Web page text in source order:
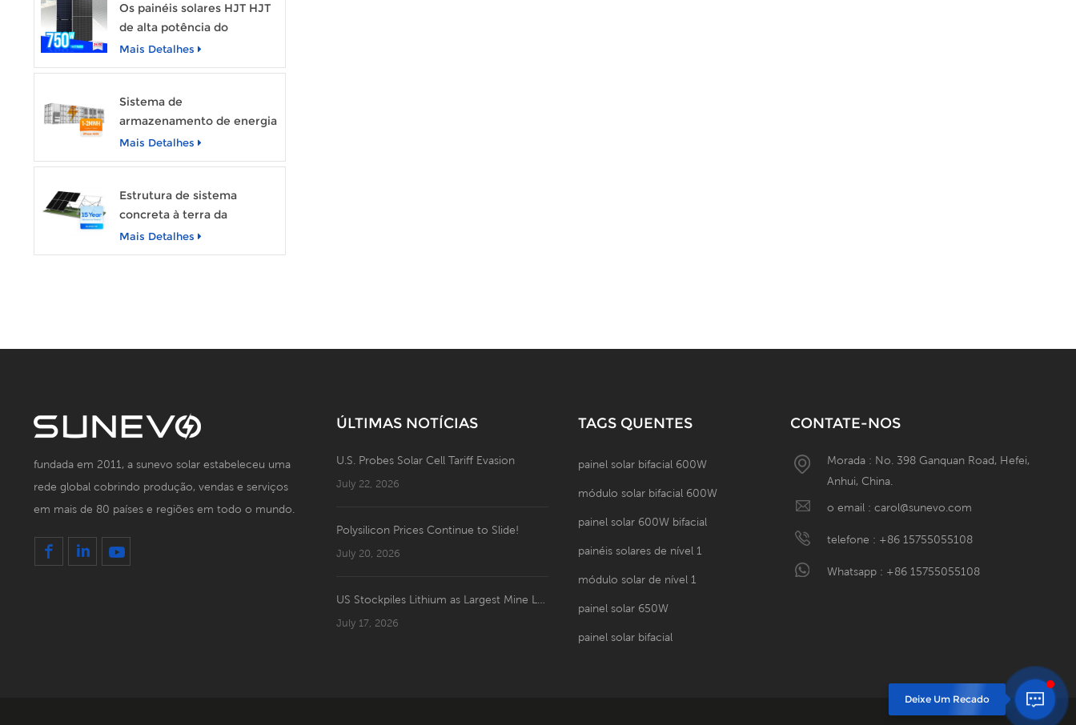
Os painéis solares HJT HJT
de alta potência do
SUNEVO 700W 720W
750W Módulo de energia
Mais Detalhes
Sistema de
armazenamento de energia
SunArk 1MW de potência
avaliada com capacidade de
Mais Detalhes
Estrutura de sistema
concreta à terra da
montagem de cremalheira
da fundação do painel solar
Mais Detalhes
fundada em 2011, a sunevo solar estabeleceu uma
rede global cobrindo produção, vendas e serviços
em mais de 80 países e regiões em todo o mundo.
ÚLTIMAS NOTÍCIAS
U.S. Probes Solar Cell Tariff Evasion
July 22, 2026
Polysilicon Prices Continue to Slide!
July 20, 2026
July 17, 2026
TAGS QUENTES
painel solar bifacial 600W
módulo solar bifacial 600W
painel solar 600W bifacial
painéis solares de nível 1
módulo solar de nível 1
painel solar 650W
painel solar bifacial
CONTATE-NOS
Morada : No. 398 Ganquan Road, Hefei,
Anhui, China.
o email : carol@sunevo.com
telefone : +86 15755055108
Whatsapp : +86 15755055108